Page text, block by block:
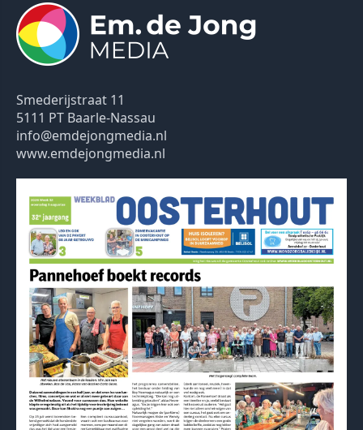
Smederijstraat 11
5111 PT Baarle-Nassau
info@emdejongmedia.nl
www.emdejongmedia.nl